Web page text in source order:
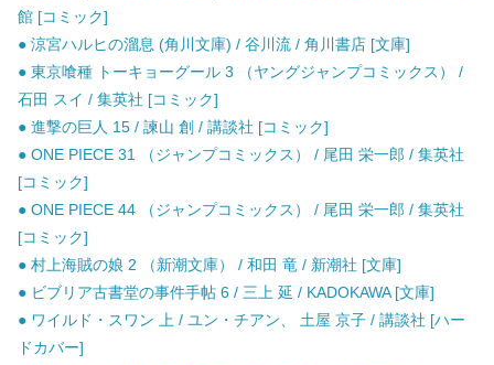
館 [コミック]
● 涼宮ハルヒの溜息 (角川文庫) / 谷川流 / 角川書店 [文庫]
● 東京喰種 トーキョーグール 3 （ヤングジャンプコミックス） /
石田 スイ / 集英社 [コミック]
● 進撃の巨人 15 / 諫山 創 / 講談社 [コミック]
● ONE PIECE 31 （ジャンプコミックス） / 尾田 栄一郎 / 集英社
[コミック]
● ONE PIECE 44 （ジャンプコミックス） / 尾田 栄一郎 / 集英社
[コミック]
● 村上海賊の娘 2 （新潮文庫） / 和田 竜 / 新潮社 [文庫]
● ビブリア古書堂の事件手帖 6 / 三上 延 / KADOKAWA [文庫]
● ワイルド・スワン 上 / ユン・チアン、 土屋 京子 / 講談社 [ハー
ドカバー]